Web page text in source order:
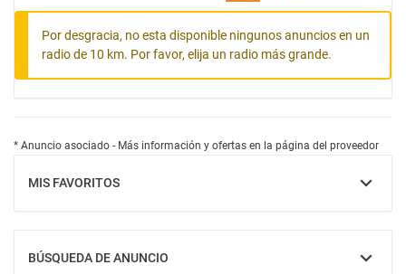
Por desgracia, no esta disponible ningunos anuncios en un
radio de 10 km. Por favor, elija un radio más grande.
* Anuncio asociado - Más información y ofertas en la página del proveedor
MIS FAVORITOS
MOSTRAR
BÚSQUEDA DE ANUNCIO
MOSTRAR